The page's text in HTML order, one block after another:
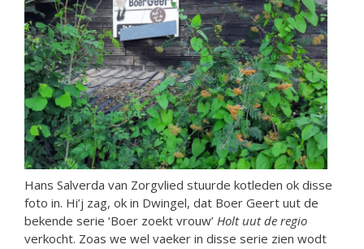
Hans Salverda van Zorgvlied stuurde kotleden ok disse
foto in. Hi’j zag, ok in Dwingel, dat Boer Geert uut de
bekende serie ‘Boer zoekt vrouw’ Holt uut de regio
verkocht. Zoas we wel vaeker in disse serie zien wodt